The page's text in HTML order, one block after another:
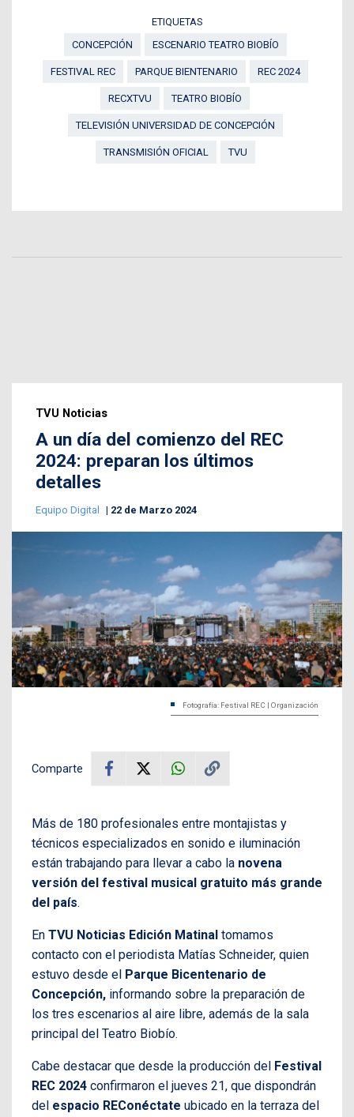
ETIQUETAS
CONCEPCIÓN
ESCENARIO TEATRO BIOBÍO
FESTIVAL REC PARQUE BIENTENARIO REC 2024
RECXTVU TEATRO BIOBÍO
TELEVISIÓN UNIVERSIDAD DE CONCEPCIÓN
TRANSMISIÓN OFICIAL TVU
TVU Noticias
A un día del comienzo del REC
2024: preparan los últimos
detalles
Equipo Digital 22 de Marzo 2024
Fotografía: Festival REC | Organización
Comparte
Más de 180 profesionales entre montajistas y
técnicos especializados en sonido e iluminación
están trabajando para llevar a cabo la novena
versión del festival musical gratuito más grande
del país.
En TVU Noticias Edición Matinal tomamos
contacto con el periodista Matías Schneider, quien
estuvo desde el Parque Bicentenario de
Concepción, informando sobre la preparación de
los tres escenarios al aire libre, además de la sala
principal del Teatro Biobío.
Cabe destacar que desde la producción del Festival
REC 2024 confirmaron el jueves 21, que dispondrán
del espacio REConéctate ubicado en la terraza del